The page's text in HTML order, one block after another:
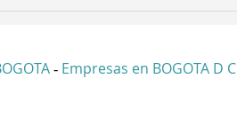
- Empresas en BOGOTA D C